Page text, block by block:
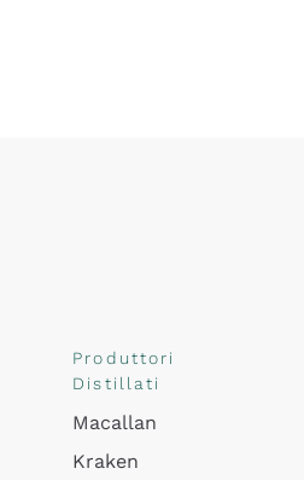
Produttori
Distillati
Macallan
Kraken